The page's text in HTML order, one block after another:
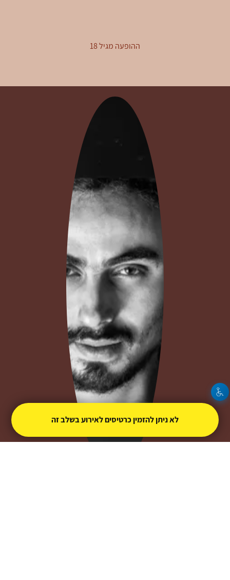
ההופעה מגיל 18
לא ניתן להזמין כרטיסים לאירוע בשלב זה